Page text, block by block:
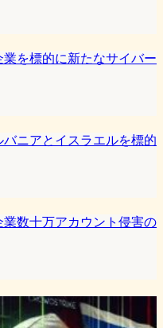
を標的に新たなサイバー
ニアとイスラエルを標的
数十万アカウント侵害の